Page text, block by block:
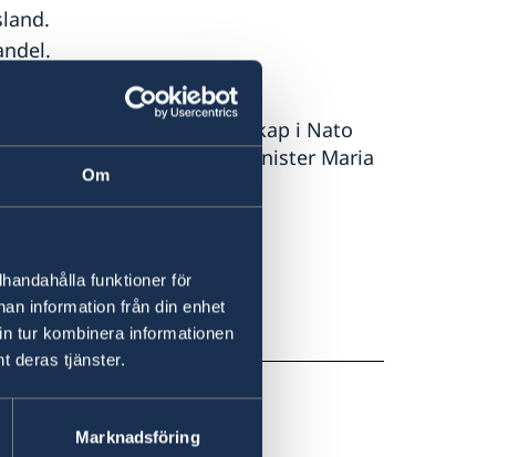
Om
funktioner för
information från din enhet
tur kombinera informationen
deras tjänster.
Marknadsföring
Sveriges medlemskap i Nato
orolig tid, säger utrikesminister Maria
regeringen.se.